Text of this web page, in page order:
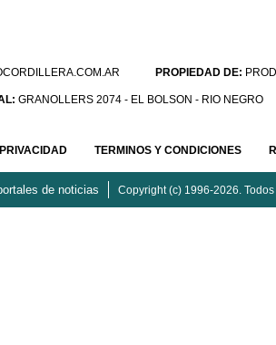
PROPIEDAD DE:
GRANOLLERS 2074 - EL BOLSON - RIO NEGRO
TERMINOS Y CONDICIONES
de noticias Copyright (c) 1996-2026.